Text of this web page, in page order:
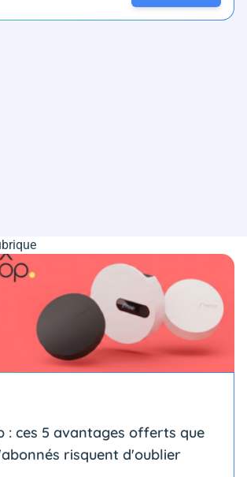
: ces 5 avantages offerts que
risquent d'oublier